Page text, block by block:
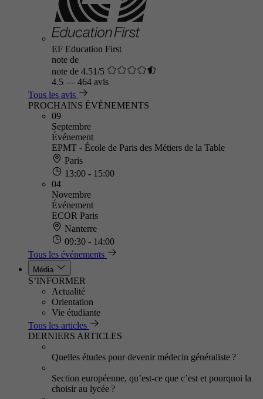
EF Education First
note de
note de 4.51/5
4.5 — 464 avis
Tous les avis
PROCHAINS ÉVÈNEMENTS
09
Septembre
Événement
EPMT - École de Paris des Métiers de la Table
Paris
13:00 - 15:00
04
Novembre
Événement
ECOR Paris
Nanterre
09:30 - 14:00
Tous les événements
Média
S’INFORMER
Actualité
Orientation
Vie étudiante
Tous les articles
DERNIERS ARTICLES
Quelles études pour devenir médecin généraliste ?
Section européenne, qu’est-ce que c’est et pourquoi la
choisir au lycée ?